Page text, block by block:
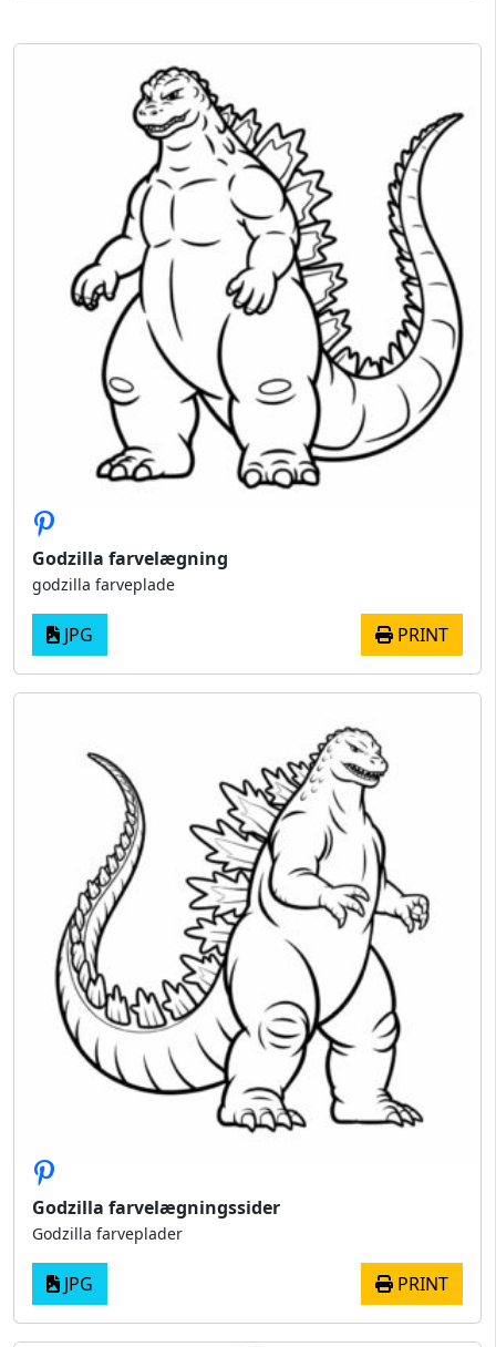
Godzilla farvelægning
godzilla farveplade
JPG PRINT
Godzilla farvelægningssider
Godzilla farveplader
JPG PRINT